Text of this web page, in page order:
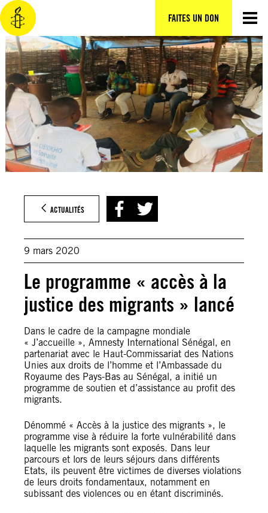
FAITES UN DON
Aller
au
contenu
ACTUALITÉS
9 mars 2020
Le programme « accès à la
justice des migrants » lancé
Dans le cadre de la campagne mondiale
« J’accueille », Amnesty International Sénégal, en
partenariat avec le Haut-Commissariat des Nations
Unies aux droits de l’homme et l’Ambassade du
Royaume des Pays-Bas au Sénégal, a initié un
programme de soutien et d’assistance au profit des
migrants.
Dénommé « Accès à la justice des migrants », le
programme vise à réduire la forte vulnérabilité dans
laquelle les migrants sont exposés. Dans leur
parcours et lors de leurs séjours dans différents
Etats, ils peuvent être victimes de diverses violations
de leurs droits fondamentaux, notamment en
subissant des violences ou en étant discriminés.